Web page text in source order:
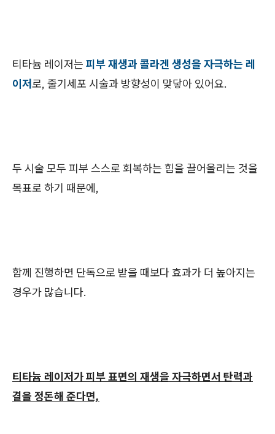
티타늄 레이저는 피부 재생과 콜라겐 생성을 자극하는 레
이저로, 줄기세포 시술과 방향성이 맞닿아 있어요.
두 시술 모두 피부 스스로 회복하는 힘을 끌어올리는 것을
목표로 하기 때문에,
함께 진행하면 단독으로 받을 때보다 효과가 더 높아지는
경우가 많습니다.
티타늄 레이저가 피부 표면의 재생을 자극하면서 탄력과
결을 정돈해 준다면,